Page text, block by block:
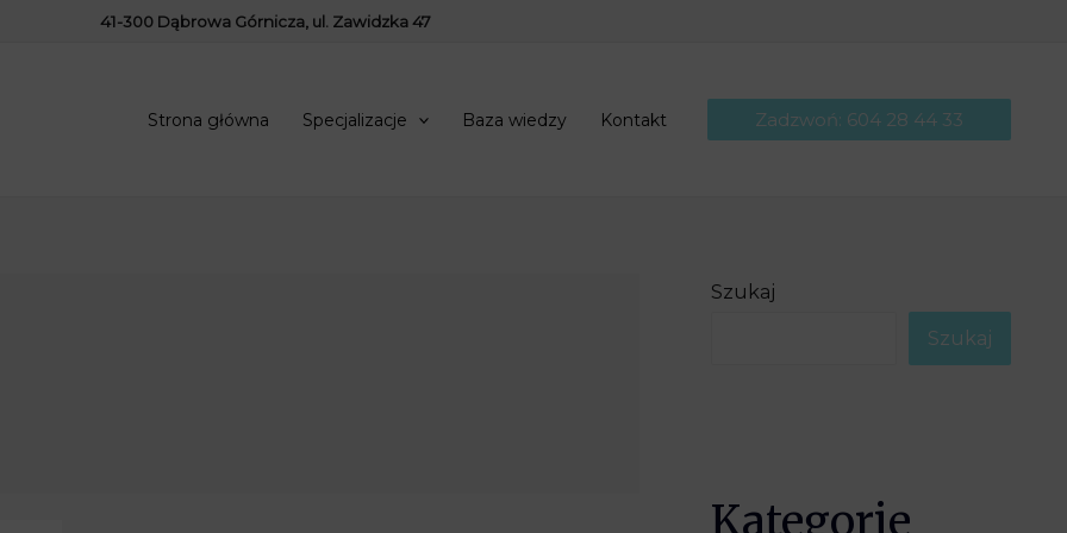
41-300 Dąbrowa Górnicza, ul. Zawidzka 47
Strona główna Specjalizacje Baza wiedzy Kontakt Zadzwoń: 604 28 44 33
Szukaj
Szukaj
Kategorie